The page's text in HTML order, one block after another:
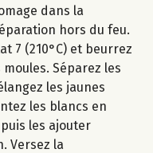
dans la
hors du feu.
7 (210°C) et beurrez
Séparez les
les jaunes
les blancs en
les ajouter
Versez la